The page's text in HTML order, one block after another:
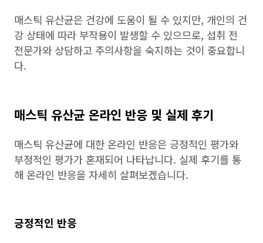
매스틱 유산균은 건강에 도움이 될 수 있지만, 개인의 건
강 상태에 따라 부작용이 발생할 수 있으므로, 섭취 전
전문가와 상담하고 주의사항을 숙지하는 것이 중요합니
다.
매스틱 유산균 온라인 반응 및 실제 후기
매스틱 유산균에 대한 온라인 반응은 긍정적인 평가와
부정적인 평가가 혼재되어 나타납니다. 실제 후기를 통
해 온라인 반응을 자세히 살펴보겠습니다.
긍정적인 반응